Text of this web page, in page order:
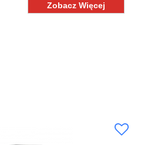
Zobacz Więcej